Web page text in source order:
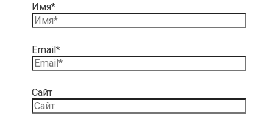
Имя*
Email*
Сайт